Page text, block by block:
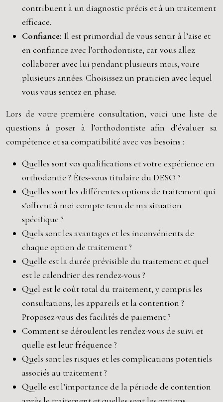
contribuent à un diagnostic précis et à un traitement
efficace.
Confiance: Il est primordial de vous sentir à l’aise et
en confiance avec l’orthodontiste, car vous allez
collaborer avec lui pendant plusieurs mois, voire
plusieurs années. Choisissez un praticien avec lequel
vous vous sentez en phase.
Lors de votre première consultation, voici une liste de
questions à poser à l’orthodontiste afin d’évaluer sa
compétence et sa compatibilité avec vos besoins :
Quelles sont vos qualifications et votre expérience en
orthodontie ? Êtes-vous titulaire du DESO ?
Quelles sont les différentes options de traitement qui
s’offrent à moi compte tenu de ma situation
spécifique ?
Quels sont les avantages et les inconvénients de
chaque option de traitement ?
Quelle est la durée prévisible du traitement et quel
est le calendrier des rendez-vous ?
Quel est le coût total du traitement, y compris les
consultations, les appareils et la contention ?
Proposez-vous des facilités de paiement ?
Comment se déroulent les rendez-vous de suivi et
quelle est leur fréquence ?
Quels sont les risques et les complications potentiels
associés au traitement ?
Quelle est l’importance de la période de contention